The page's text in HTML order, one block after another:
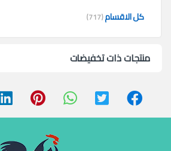
كل الاقسام(717)
منتجات ذات تخفيضات